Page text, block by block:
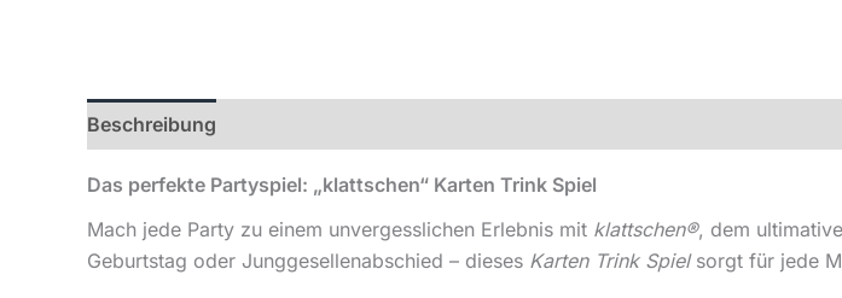
Beschreibung
Das perfekte Partyspiel: „klattschen“ Karten Trink Spiel
Mach jede Party zu einem unvergesslichen Erlebnis mit klattschen®, dem
Geburtstag oder Junggesellenabschied – dieses Karten Trink Spielsorgt für jede